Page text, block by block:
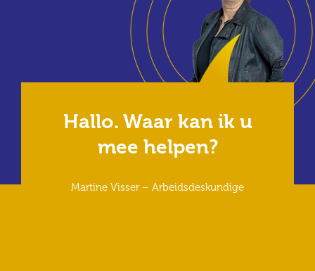
Hallo. Waar kan ik u
mee helpen?
Martine Visser – Arbeidsdeskundige